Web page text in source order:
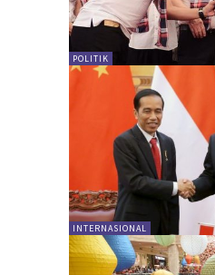
POLITIK
INTERNASIONAL